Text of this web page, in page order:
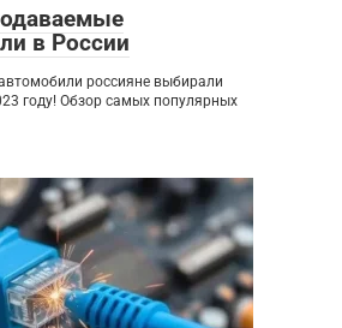
в России
россияне выбирали
году! Обзор самых популярных